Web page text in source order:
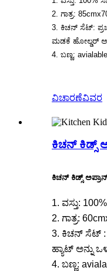
2. ಗಾತ್ರ:
3. ಕಿಚನ್ ಸೆಟ್:
ಮಡಕೆ ಹೋಲ್ಡರ್
4. ಬಣ್ಣ:
ವಿಚಾರಣೆವಿವರ
ಕಿಚನ್ ಕಿಡ್ಸ್
ಕಿಚನ್ ಕಿಡ್ಸ್
1. ವಸ್ತು:
2. ಗಾತ್ರ:
3. ಕಿಚನ್ ಸೆಟ್
ಹ್ಯಾಟ್ ಅನ್ನು
4. ಬಣ್ಣ: